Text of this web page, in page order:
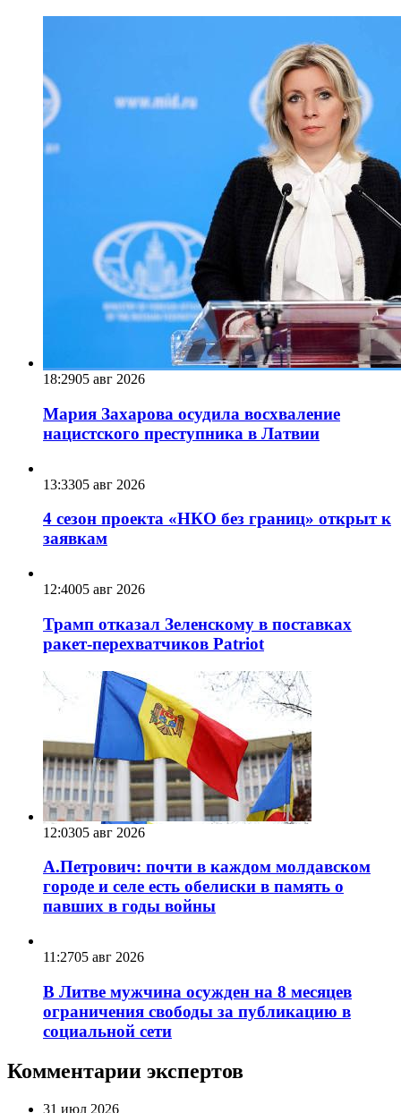
18:2905 авг 2026
Мария Захарова осудила восхваление
нацистского преступника в Латвии
13:3305 авг 2026
4 сезон проекта «НКО без границ» открыт к
заявкам
12:4005 авг 2026
Трамп отказал Зеленскому в поставках
ракет-перехватчиков Patriot
12:0305 авг 2026
А.Петрович: почти в каждом молдавском
городе и селе есть обелиски в память о
павших в годы войны
11:2705 авг 2026
В Литве мужчина осужден на 8 месяцев
ограничения свободы за публикацию в
социальной сети
Комментарии экспертов
31 июл 2026